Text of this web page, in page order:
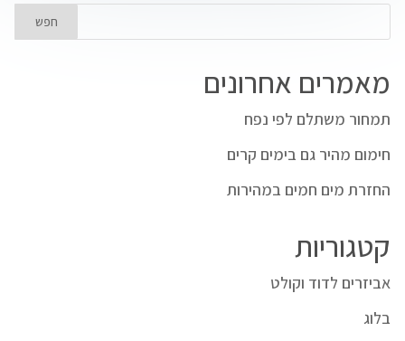
מאמרים אחרונים
תמחור משתלם לפי נפח
חימום מהיר גם בימים קרים
החזרת מים חמים במהירות
קטגוריות
אביזרים לדוד וקולט
בלוג